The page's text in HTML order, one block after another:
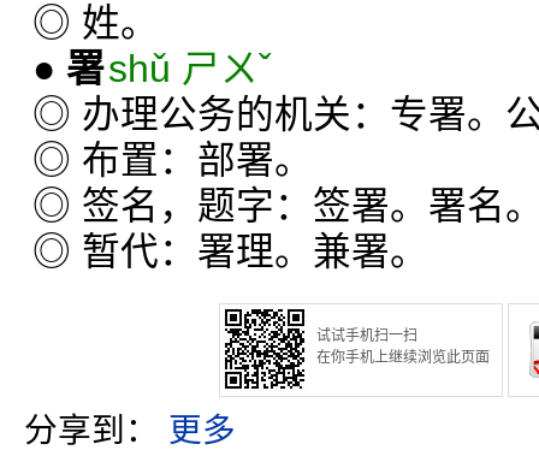
◎ 姓。
● 署shǔ ㄕㄨˇ
◎ 办理公务的机关：专署。
◎ 布置：部署。
◎ 签名，题字：签署。署名
◎ 暂代：署理。兼署。
试试手机扫一扫
在你手机上继续浏览此页面
分享到： 更多